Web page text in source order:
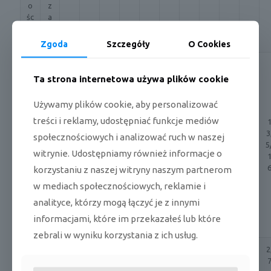
o
śc
z
a
ra
hł
z
e
ni
/
g
z
a
e
6,
5/
9,
6,
5/
9,
6,
5/
0
6,
5/
6,
5/
9,
6,
5/
6,
5/
9,
0
1
1
6
7
Zgoda Szczegóły O Cookies
Ta strona internetowa używa plików cookie
Używamy plików cookie, aby personalizować
treści i reklamy, udostępniać funkcje mediów
społecznościowych i analizować ruch w naszej
witrynie. Udostępniamy również informacje o
korzystaniu z naszej witryny naszym partnerom
w mediach społecznościowych, reklamie i
analityce, którzy mogą łączyć je z innymi
informacjami, które im przekazałeś lub które
zebrali w wyniku korzystania z ich usług.